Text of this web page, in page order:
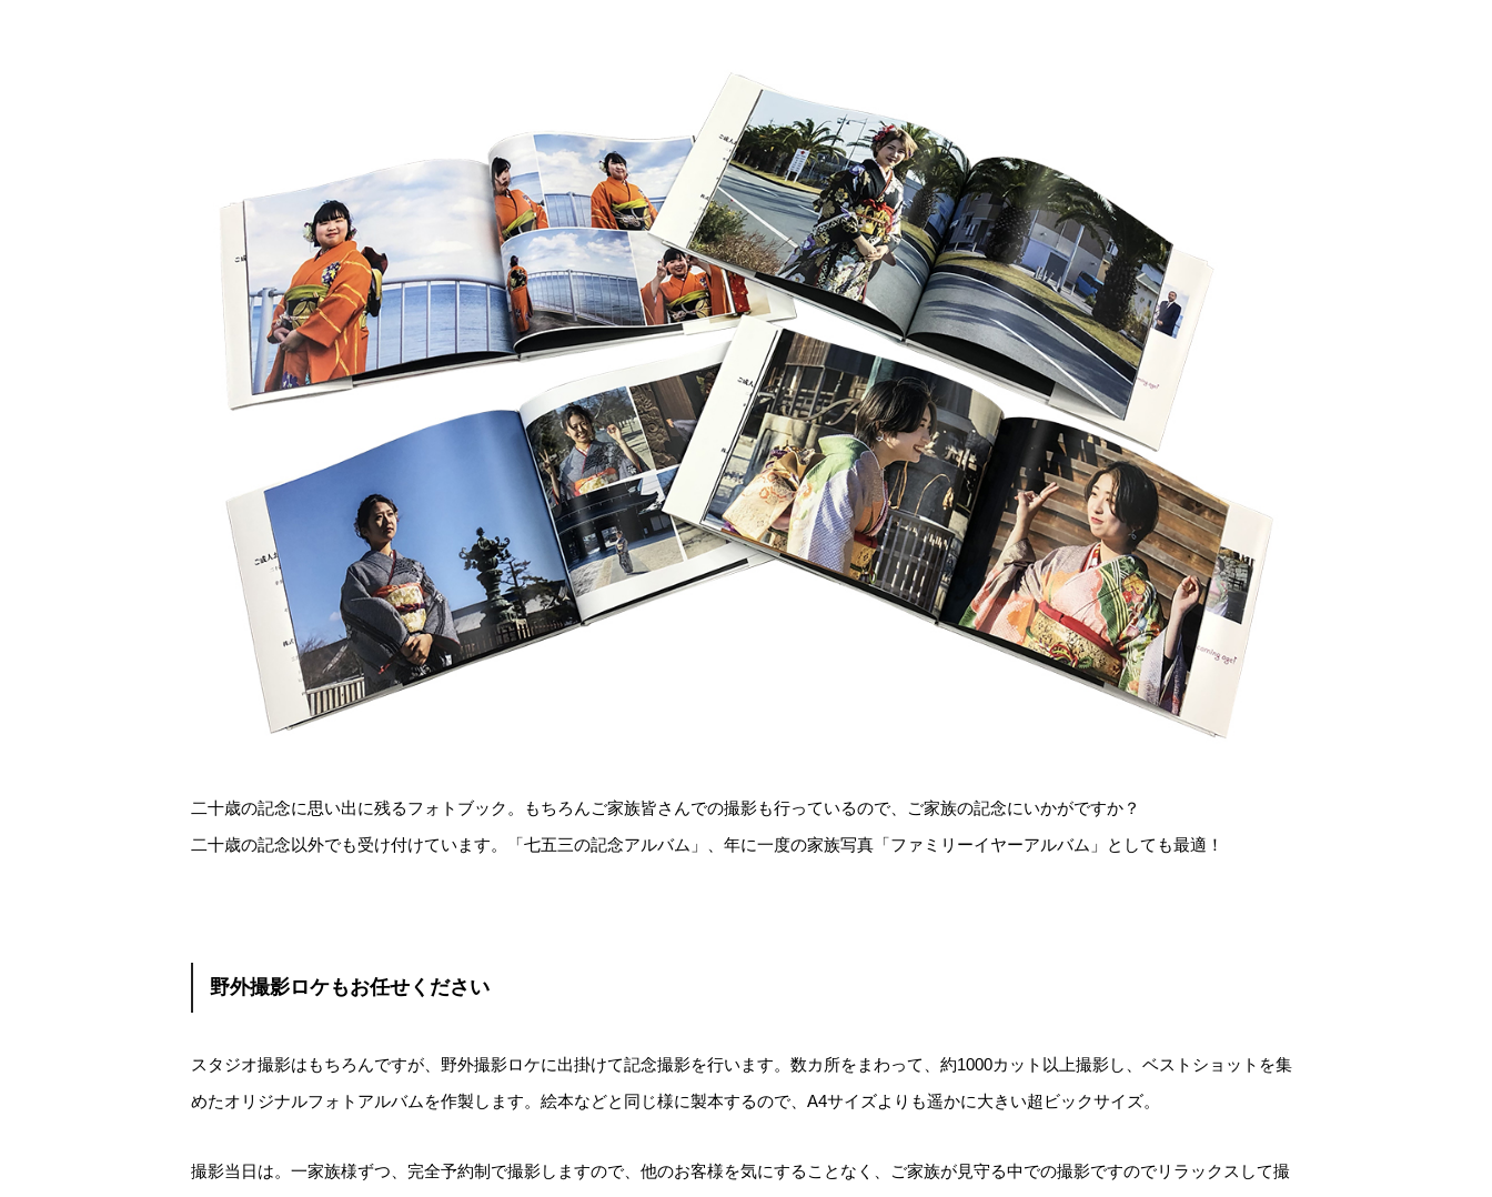
二十歳の記念に思い出に残るフォトブック。もちろんご家族皆さんでの撮影も行っているので、ご家族の記念にいかがですか？
二十歳の記念以外でも受け付けています。「七五三の記念アルバム」、年に一度の家族写真「ファミリーイヤーアルバム」としても最適！
野外撮影ロケもお任せください
スタジオ撮影はもちろんですが、野外撮影ロケに出掛けて記念撮影を行います。数カ所をまわって、約1000カット以上撮影し、ベストショットを集
めたオリジナルフォトアルバムを作製します。絵本などと同じ様に製本するので、A4サイズよりも遥かに大きい超ビックサイズ。
撮影当日は。一家族様ずつ、完全予約制で撮影しますので、他のお客様を気にすることなく、ご家族が見守る中での撮影ですのでリラックスして撮